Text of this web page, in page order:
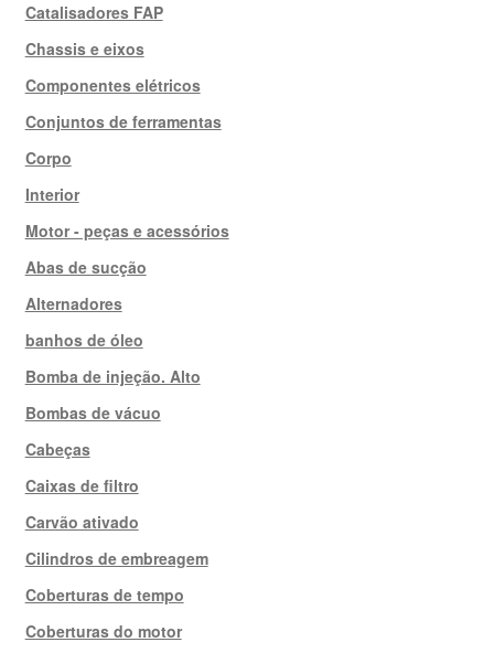
Catalisadores FAP
Chassis e eixos
Componentes elétricos
Conjuntos de ferramentas
Corpo
Interior
Motor - peças e acessórios
Abas de sucção
Alternadores
banhos de óleo
Bomba de injeção. Alto
Bombas de vácuo
Cabeças
Caixas de filtro
Carvão ativado
Cilindros de embreagem
Coberturas de tempo
Coberturas do motor